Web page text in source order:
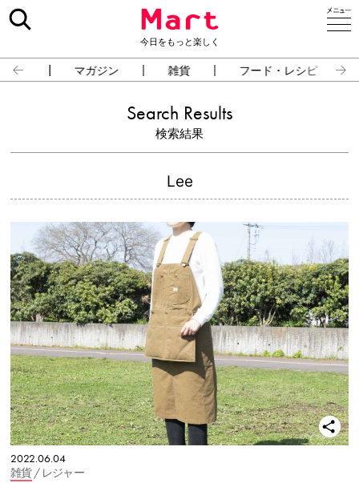
今日をもっと楽しく
占い マガジン 雑貨 フード・レシピ
Search Results
検索結果
Lee
2022.06.04
雑貨/ レジャー